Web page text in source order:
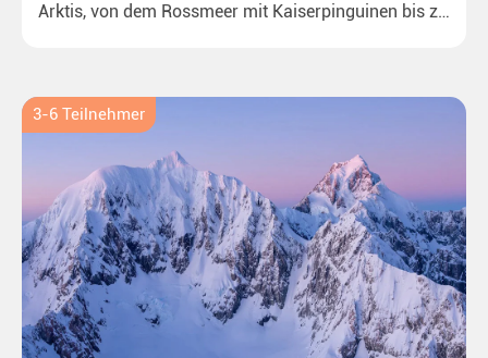
Arktis, von dem Rossmeer mit Kaiserpinguinen bis zu
3-6 Teilnehmer